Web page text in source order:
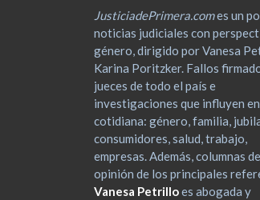
JusticiadePrimera.comes un
noticias judiciales con
género, dirigido por Vanesa
Karina Poritzker. Fallos
jueces de todo el país e
investigaciones que influyen
cotidiana: género, familia,
consumidores, salud, trabajo,
empresas. Además, columnas de
opinión de los principales
Vanesa Petrilloes abogada y